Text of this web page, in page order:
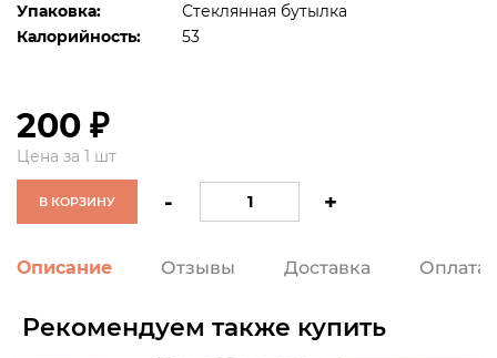
Упаковка:
Стеклянная бутылка
Калорийность:
53
200 ₽
Цена за 1 шт
В КОРЗИНУ - +
Описание Отзывы Доставка Оплата
Рекомендуем также купить